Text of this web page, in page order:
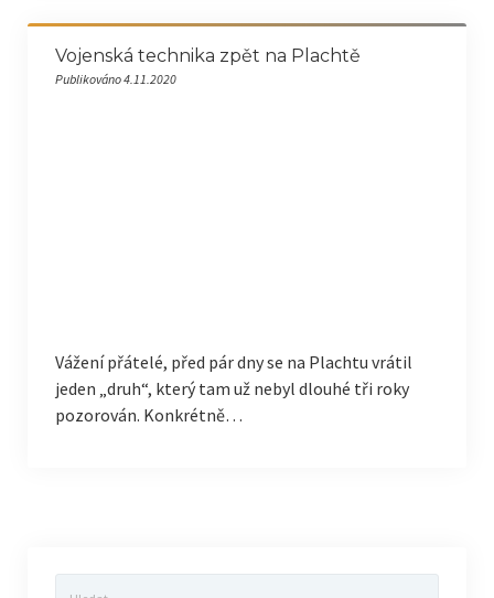
Vojenská technika zpět na Plachtě
Publikováno 4.11.2020
Vážení přátelé, před pár dny se na Plachtu vrátil
jeden „druh“, který tam už nebyl dlouhé tři roky
pozorován. Konkrétně…